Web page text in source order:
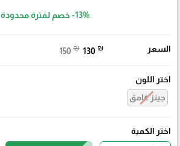
-13% خصم لفترة محدودة
السعر 150 ₪ 130 ₪
اختر اللون
جينز غامق
اختر الكمية